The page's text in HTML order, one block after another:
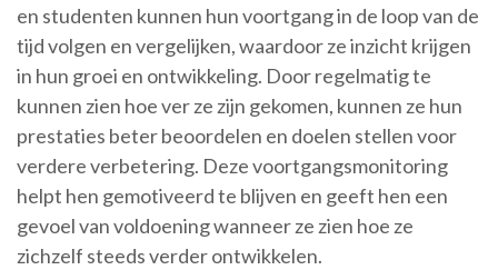
en studenten kunnen hun voortgang in de loop van de
tijd volgen en vergelijken, waardoor ze inzicht krijgen
in hun groei en ontwikkeling. Door regelmatig te
kunnen zien hoe ver ze zijn gekomen, kunnen ze hun
prestaties beter beoordelen en doelen stellen voor
verdere verbetering. Deze voortgangsmonitoring
helpt hen gemotiveerd te blijven en geeft hen een
gevoel van voldoening wanneer ze zien hoe ze
zichzelf steeds verder ontwikkelen.